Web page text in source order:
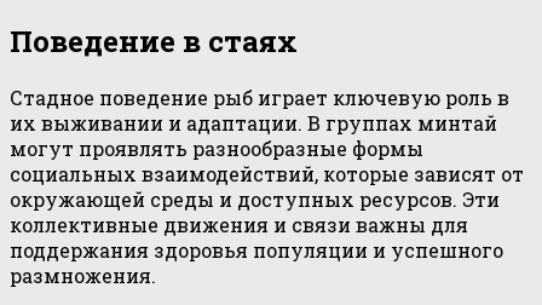
Поведение в стаях
Стадное поведение рыб играет ключевую роль в
их выживании и адаптации. В группах минтай
могут проявлять разнообразные формы
социальных взаимодействий, которые зависят от
окружающей среды и доступных ресурсов. Эти
коллективные движения и связи важны для
поддержания здоровья популяции и успешного
размножения.